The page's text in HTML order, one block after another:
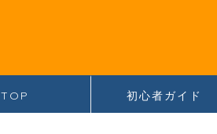
TOP 初心者ガイド